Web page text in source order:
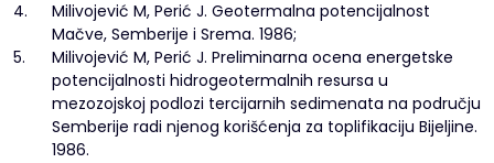
4.
Milivojević M, Perić J. Geotermalna potencijalnost
Mačve, Semberije i Srema. 1986;
5.
Milivojević M, Perić J. Preliminarna ocena energetske
potencijalnosti hidrogeotermalnih resursa u
mezozojskoj podlozi tercijarnih sedimenata na području
Semberije radi njenog korišćenja za toplifikaciju Bijeljine.
1986.